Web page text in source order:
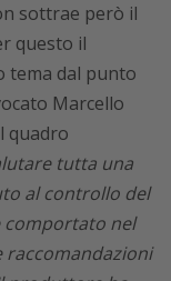
sottrae però il
questo il
tema dal punto
Marcello
quadro
tutta una
al controllo del
comportato nel